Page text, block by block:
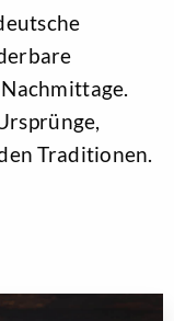
Traditionen.